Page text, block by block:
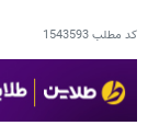
کد مطلب1543593